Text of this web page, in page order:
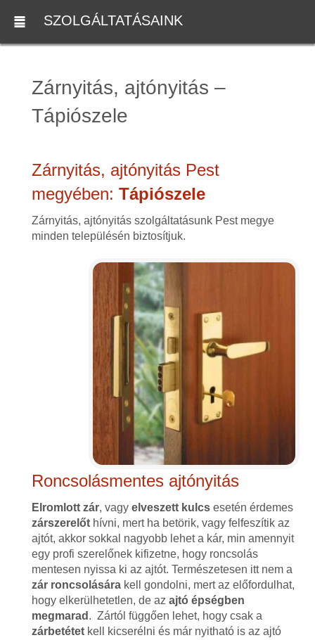
SZOLGÁLTATÁSAINK
Zárnyitás, ajtónyitás –
Tápiószele
Zárnyitás, ajtónyitás Pest
megyében: Tápiószele
Zárnyitás, ajtónyitás szolgáltatásunk Pest megye
minden településén biztosítjuk.
Roncsolásmentes ajtónyitás
Elromlott zár, vagy elveszett kulcsesetén érdemes
zárszerelőthívni, mert ha betörik, vagy felfeszítik az
ajtót, akkor sokkal nagyobb lehet a kár, min amennyit
egy profi szerelőnek kifizetne, hogy roncsolás
mentesen nyissa ki az ajtót. Természetesen itt nem a
zár roncsolásárakell gondolni, mert az előfordulhat,
hogy elkerülhetetlen, de az ajtó épségben
megmarad . Zártól függően lehet, hogy csak a
zárbetétetkell kicserélni és már nyitható is az ajtó